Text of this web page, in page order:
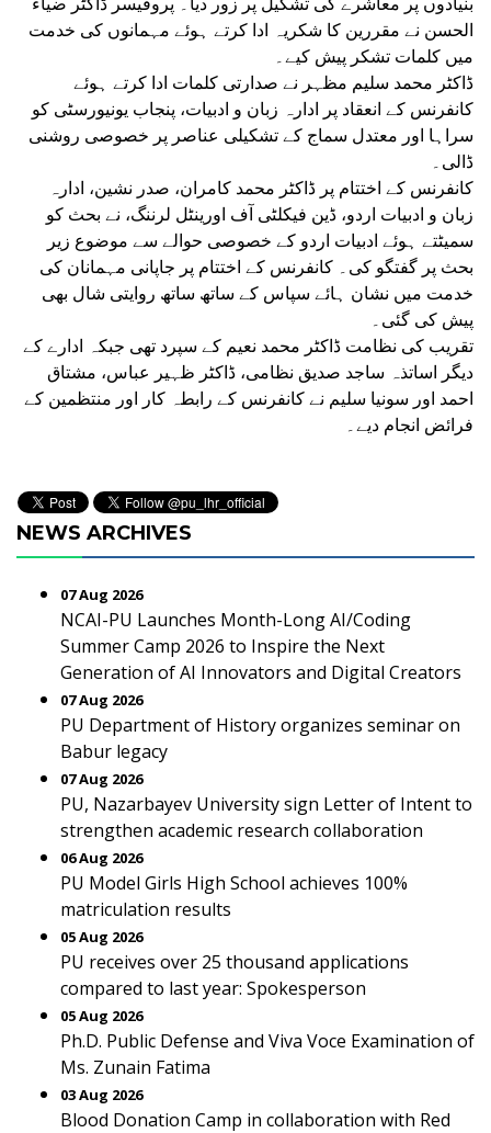
الحسن نے مقررین کا شکریہ ادا کرتے ہوئے مہمانوں کی خدمت
میں کلمات تشکر پیش کیے۔
ڈاکٹر محمد سلیم مظہر نے صدارتی کلمات ادا کرتے ہوئے
کانفرنس کے انعقاد پر ادارہ زبان و ادبیات، پنجاب یونیورسٹی کو
سراہا اور معتدل سماج کے تشکیلی عناصر پر خصوصی روشنی
ڈالی۔
کانفرنس کے اختتام پر ڈاکٹر محمد کامران، صدر نشین، ادارہ
زبان و ادبیات اردو، ڈین فیکلٹی آف اورینٹل لرننگ، نے بحث کو
سمیٹتے ہوئے ادبیات اردو کے خصوصی حوالے سے موضوع زیر
بحث پر گفتگو کی۔ کانفرنس کے اختتام پر جاپانی مہمانان کی
خدمت میں نشان ہائے سپاس کے ساتھ ساتھ روایتی شال بھی
پیش کی گئی۔
تقریب کی نظامت ڈاکٹر محمد نعیم کے سپرد تھی جبکہ ادارے کے
دیگر اساتذہ ساجد صدیق نظامی، ڈاکٹر ظہیر عباس، مشتاق
احمد اور سونیا سلیم نے کانفرنس کے رابطہ کار اور منتظمین کے
فرائض انجام دیے۔
NEWS ARCHIVES
07 Aug 2026
NCAI-PU Launches Month-Long AI/Coding
Summer Camp 2026 to Inspire the Next
Generation of AI Innovators and Digital Creators
07 Aug 2026
PU Department of History organizes seminar on
Babur legacy
07 Aug 2026
PU, Nazarbayev University sign Letter of Intent to
strengthen academic research collaboration
06 Aug 2026
PU Model Girls High School achieves 100%
matriculation results
05 Aug 2026
PU receives over 25 thousand applications
compared to last year: Spokesperson
05 Aug 2026
Ph.D. Public Defense and Viva Voce Examination of
Ms. Zunain Fatima
03 Aug 2026
Blood Donation Camp in collaboration with Red